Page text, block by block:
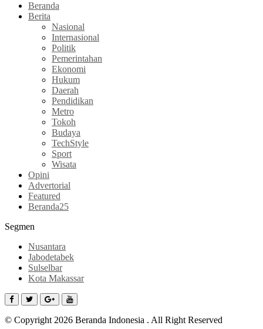
Beranda
Berita
Nasional
Internasional
Politik
Pemerintahan
Ekonomi
Hukum
Daerah
Pendidikan
Metro
Tokoh
Budaya
TechStyle
Sport
Wisata
Opini
Advertorial
Featured
Beranda25
Segmen
Nusantara
Jabodetabek
Sulselbar
Kota Makassar
© Copyright 2026 Beranda Indonesia . All Right Reserved